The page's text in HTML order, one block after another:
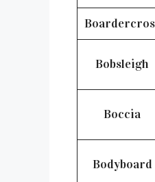
Bobsleigh
Boccia
Bodyboard